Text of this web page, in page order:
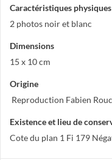
Caractéristiques physiques
2 photos noir et blanc
Dimensions
15 x 10 cm
Origine
Reproduction Fabien
Existence et lieu de
Cote du plan 1 Fi 179